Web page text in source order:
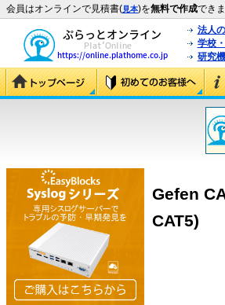
会員はオンラインで見積書(見本)を無料で作成でき
法人
学校
研究
Gefen
CAT5)